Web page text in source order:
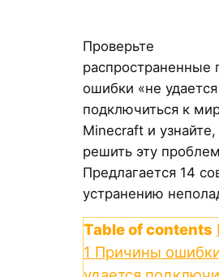
Проверьте
распространенные
ошибки «не удается
подключиться к
Minecraft и узнайте,
решить эту
Предлагается 14
устранению
Table of contents
1 Причины